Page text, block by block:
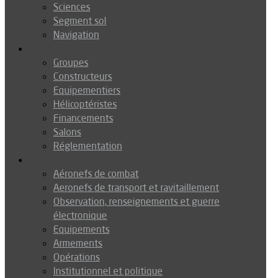
Sciences
Segment sol
Navigation
Groupes
Constructeurs
Equipementiers
Hélicoptéristes
Financements
Salons
Réglementation
Aéronefs de combat
Aeronefs de transport et ravitaillement
Observation, renseignements et guerre
électronique
Equipements
Armements
Opérations
Institutionnel et politique